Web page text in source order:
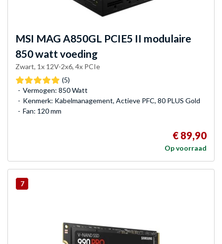
MSI MAG A850GL PCIE5 II modulaire
850 watt voeding
Zwart, 1x 12V-2x6, 4x PCIe
(5)
Vermogen: 850 Watt
Kenmerk: Kabelmanagement, Actieve PFC, 80 PLUS Gold
Fan: 120 mm
€ 89,90
Op voorraad
7